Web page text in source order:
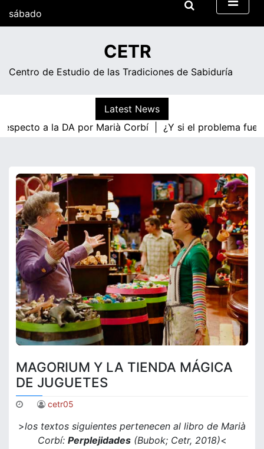
Skip
sábado
CETR
Centro de Estudio de las Tradiciones de Sabiduría
Latest News
a la DA por Marià Corbí |¿Y si el problema fuera
MAGORIUM Y LA TIENDA MÁGICA
DE JUGUETES
cetr05
>los textos siguientes pertenecen al libro de Marià
Corbí: Perplejidades(Bubok; Cetr, 2018)<